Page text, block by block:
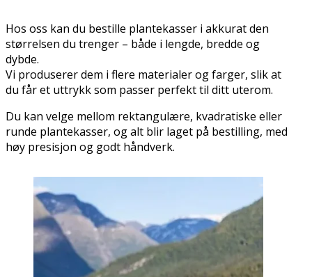
Hos oss kan du bestille plantekasser i akkurat den
størrelsen du trenger – både i lengde, bredde og
dybde.
Vi produserer dem i flere materialer og farger, slik at
du får et uttrykk som passer perfekt til ditt uterom.
Du kan velge mellom rektangulære, kvadratiske eller
runde plantekasser, og alt blir laget på bestilling, med
høy presisjon og godt håndverk.